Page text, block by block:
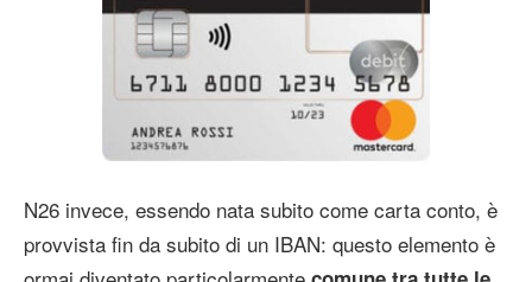
N26 invece, essendo nata subito come carta conto, è
provvista fin da subito di un IBAN: questo elemento è